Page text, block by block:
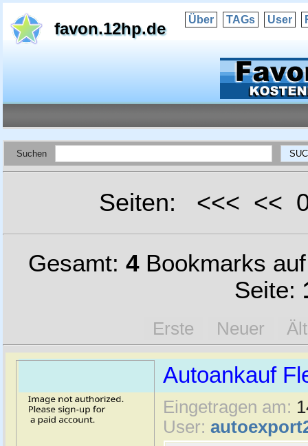
favon.12hp.de Über TAGs User
Suchen
Seiten: <<< <<
Gesamt: 4Bookmarks
Seite:
Erste Neuer
Autoankauf
Eingetragen am:
User: